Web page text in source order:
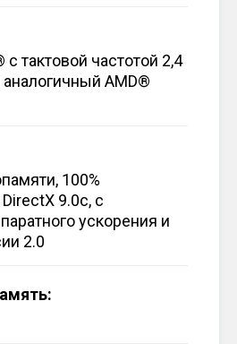
тактовой частотой 2,4
AMD®
100%
9.0c, с
ускорения и
2.0